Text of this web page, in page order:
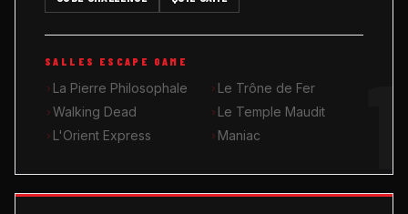
MUSIK ROOM KARAOKÉ
QUIZ GAME
SALLES ESCAPE GAME
La Pierre Philosophale
Le Trône de Fer
Walking Dead
Le Temple Maudit
L'Orient Express
Maniac